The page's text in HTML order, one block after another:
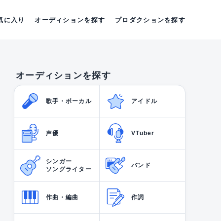
に入り オーディションを探す プロダクションを探す
オーディションを探す
歌手・ボーカル アイドル
声優 VTuber
シンガー
ソングライター
バンド
作曲・編曲 作詞